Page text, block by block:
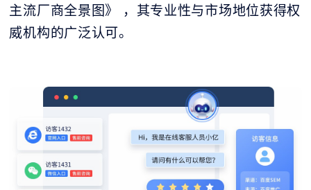
主流厂商全景图》 ，其专业性与市场地位获得权
威机构的广泛认可。